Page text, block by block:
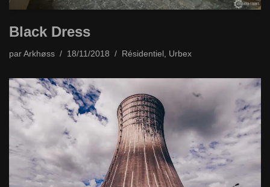
Black Dress
par Arkhøss 18/11/2018 Résidentiel Urbex